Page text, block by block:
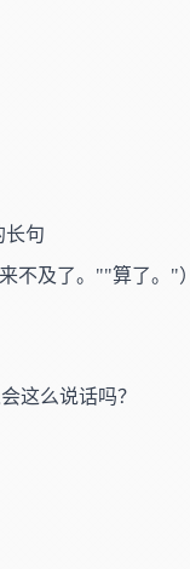
长句
不及了。""算了。"）
这么说话吗？